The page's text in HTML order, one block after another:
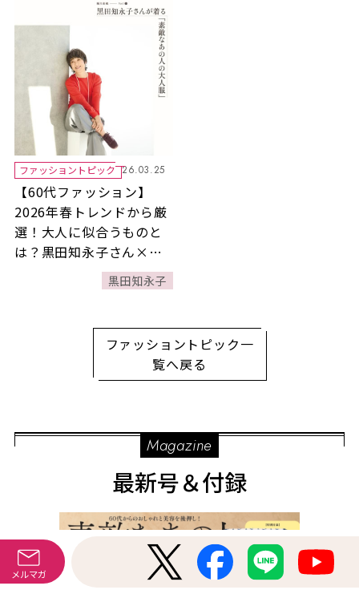
ファッショントピック 26.03.25
【60代ファッション】
2026年春トレンドから厳
選！大人に似合うものと
は？黒田知永子さん×樋
田直子さんが対談【隔月
連載／黒⽥知永⼦さんが
黒田知永子
ファッショントピック一
覧へ戻る
Magazine
最新号＆付録
メルマガ